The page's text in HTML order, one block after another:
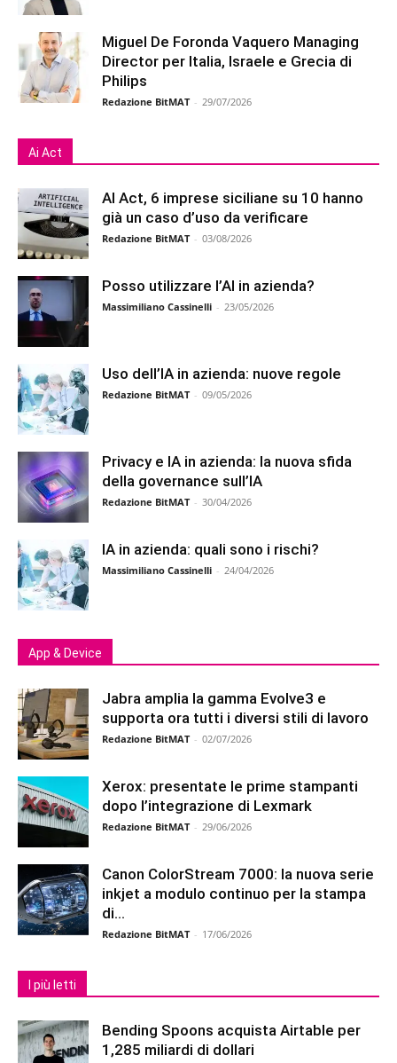
Miguel De Foronda Vaquero Managing
Director per Italia, Israele e Grecia di
Philips
Redazione BitMAT - 29/07/2026
Ai Act
AI Act, 6 imprese siciliane su 10 hanno
già un caso d’uso da verificare
Redazione BitMAT - 03/08/2026
Posso utilizzare l’AI in azienda?
Massimiliano Cassinelli - 23/05/2026
Uso dell’IA in azienda: nuove regole
Redazione BitMAT - 09/05/2026
Privacy e IA in azienda: la nuova sfida
della governance sull’IA
Redazione BitMAT - 30/04/2026
IA in azienda: quali sono i rischi?
Massimiliano Cassinelli - 24/04/2026
App & Device
Jabra amplia la gamma Evolve3 e
supporta ora tutti i diversi stili di lavoro
Redazione BitMAT - 02/07/2026
Xerox: presentate le prime stampanti
dopo l’integrazione di Lexmark
Redazione BitMAT - 29/06/2026
Canon ColorStream 7000: la nuova serie
inkjet a modulo continuo per la stampa
di...
Redazione BitMAT - 17/06/2026
I più letti
Bending Spoons acquista Airtable per
1,285 miliardi di dollari